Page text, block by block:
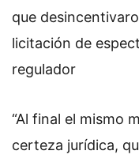
que
licitación de
regulador
“Al final el mismo
certeza jurídica,